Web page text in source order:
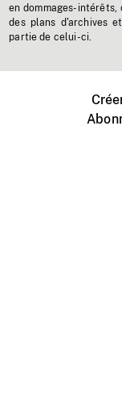
en dommages-
des plans d'archives
partie de celui-ci.